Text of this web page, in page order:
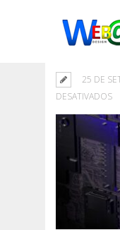
25 DE
DESATIVADOSEM